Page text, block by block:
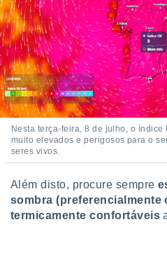
Nesta terça-feira, 8 de julho, o
muito elevados e perigosos para o
seres vivos.
Além disto, procure sempre
sombra (preferencialmente
termicamente confortáveis